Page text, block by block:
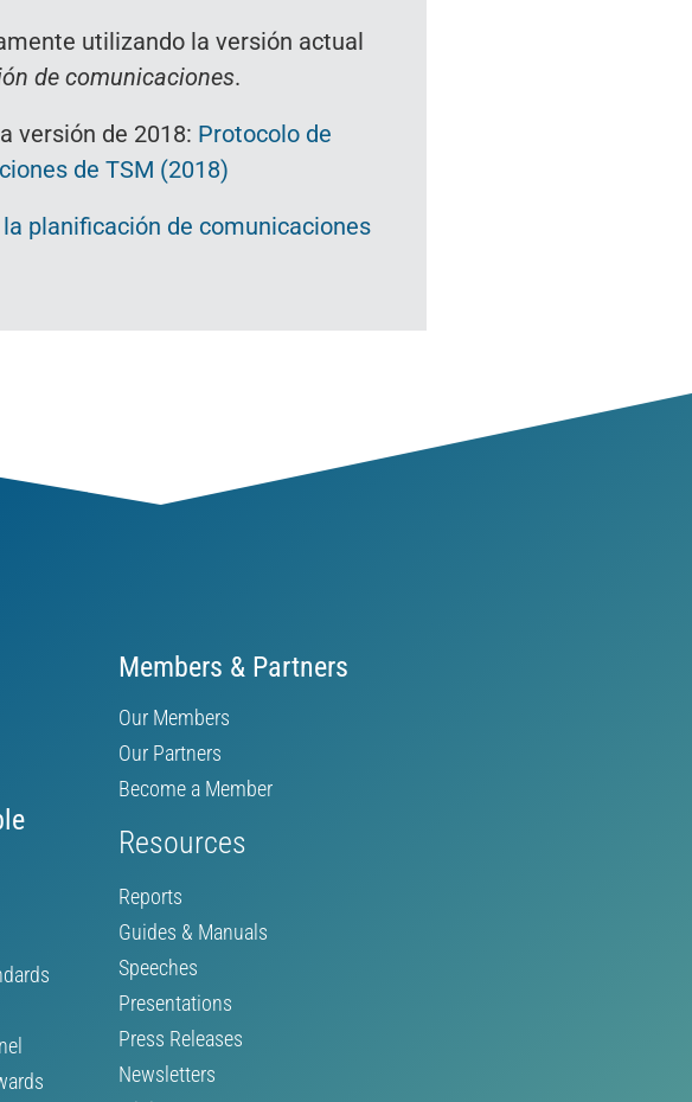
utilizando la versión actual
de comunicaciones.
versión de 2018: Protocolo de
de TSM (2018)
planificación de comunicaciones
Members & Partners
Our Members
Our Partners
Become a Member
Resources
Reports
Guides & Manuals
Speeches
Presentations
Press Releases
Newsletters